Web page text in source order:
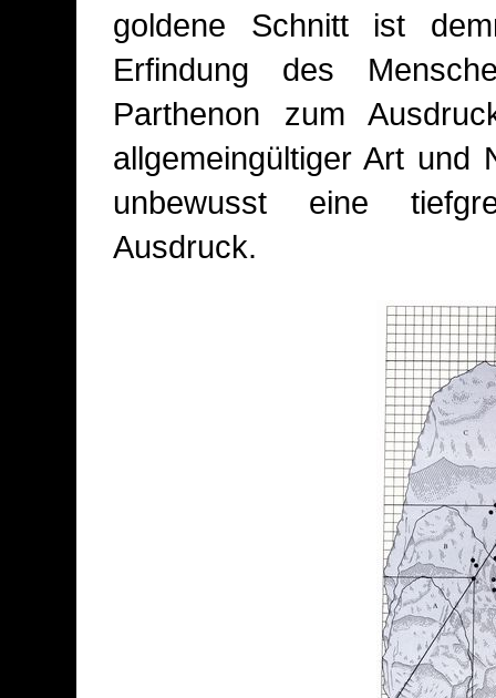
goldene Schnitt ist
Erfindung des
Parthenon zum
allgemeingültiger Art und
unbewusst eine
Ausdruck.